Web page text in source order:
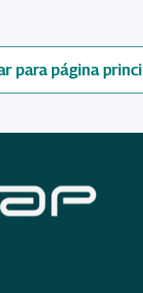
para página